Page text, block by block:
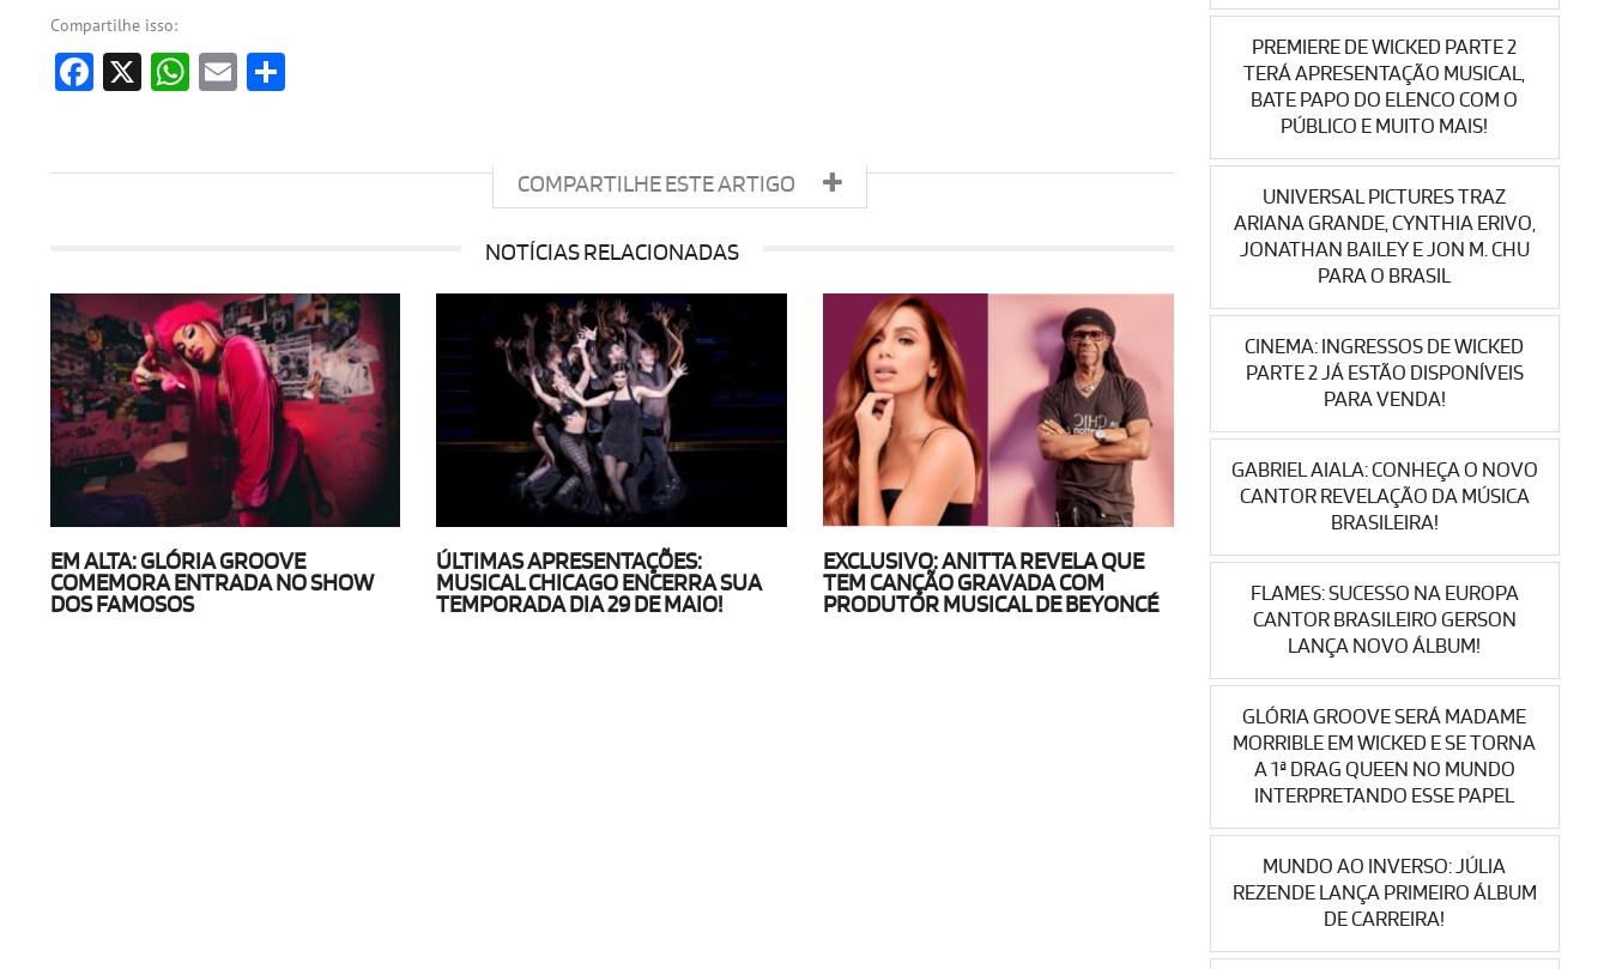
Compartilhe isso:
Facebook
X WhatsApp
Email
COMPARTILHE ESTE ARTIGO
NOTÍCIAS RELACIONADAS
EM ALTA: GLÓRIA GROOVE
COMEMORA ENTRADA NO SHOW
DOS FAMOSOS
ÚLTIMAS APRESENTAÇÕES:
MUSICAL CHICAGO ENCERRA SUA
TEMPORADA DIA 29 DE MAIO!
EXCLUSIVO: ANITTA REVELA QUE
TEM CANÇÃO GRAVADA COM
PRODUTOR MUSICAL DE BEYONCÉ
PREMIERE DE WICKED PARTE 2
TERÁ APRESENTAÇÃO MUSICAL,
BATE PAPO DO ELENCO COM O
PÚBLICO E MUITO MAIS!
UNIVERSAL PICTURES TRAZ
ARIANA GRANDE, CYNTHIA ERIVO,
JONATHAN BAILEY E JON M. CHU
PARA O BRASIL
CINEMA: INGRESSOS DE WICKED
PARTE 2 JÁ ESTÃO DISPONÍVEIS
PARA VENDA!
GABRIEL AIALA: CONHEÇA O NOVO
CANTOR REVELAÇÃO DA MÚSICA
BRASILEIRA!
FLAMES: SUCESSO NA EUROPA
CANTOR BRASILEIRO GERSON
LANÇA NOVO ÁLBUM!
GLÓRIA GROOVE SERÁ MADAME
MORRIBLE EM WICKED E SE TORNA
A 1ª DRAG QUEEN NO MUNDO
INTERPRETANDO ESSE PAPEL
MUNDO AO INVERSO: JÚLIA
REZENDE LANÇA PRIMEIRO ÁLBUM
DE CARREIRA!